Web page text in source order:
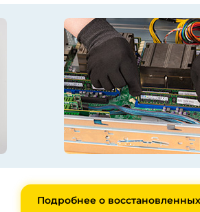
Подробнее о